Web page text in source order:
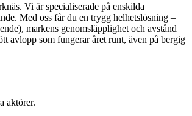
Vi är specialiserade på enskilda
Med oss får du en trygg helhetslösning –
markens genomsläpplighet och avstånd
avlopp som fungerar året runt, även på bergig
aktörer.